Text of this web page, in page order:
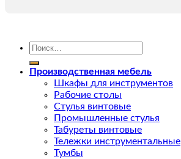
Искать:
Производственная мебель
Шкафы для инструментов
Рабочие столы
Стулья винтовые
Промышленные стулья
Табуреты винтовые
Тележки инструментальные
Тумбы